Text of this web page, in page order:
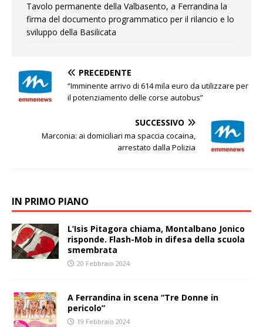
Tavolo permanente della Valbasento, a Ferrandina la
firma del documento programmatico per il rilancio e lo
sviluppo della Basilicata
PRECEDENTE
“Imminente arrivo di 614 mila euro da utilizzare per
il potenziamento delle corse autobus”
SUCCESSIVO
Marconia: ai domiciliari ma spaccia cocaina,
arrestato dalla Polizia
IN PRIMO PIANO
L’Isis Pitagora chiama, Montalbano Jonico
risponde. Flash-Mob in difesa della scuola
smembrata
20 Febbraio 2024
A Ferrandina in scena “Tre Donne in
pericolo”
19 Febbraio 2024